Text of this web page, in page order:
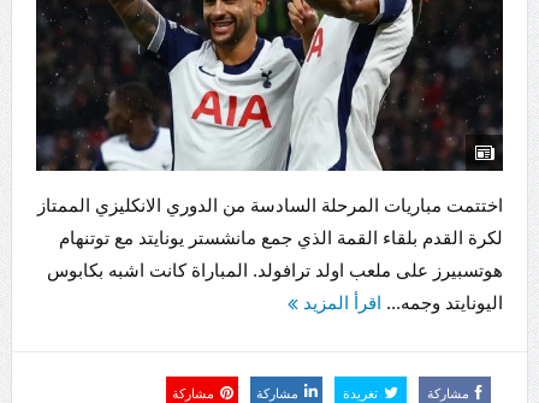
اختتمت مباريات المرحلة السادسة من الدوري الانكليزي الممتاز
لكرة القدم بلقاء القمة الذي جمع مانشستر يونايتد مع توتنهام
هوتسبيرز على ملعب اولد ترافولد. المباراة كانت اشبه بكابوس
اليونايتد وجمه... اقرأ المزيد
مشاركة تغريدة مشاركة مشاركة